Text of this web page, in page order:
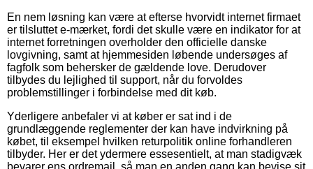
En nem løsning kan være at efterse hvorvidt internet firmaet
er tilsluttet e-mærket, fordi det skulle være en indikator for at
internet forretningen overholder den officielle danske
lovgivning, samt at hjemmesiden løbende undersøges af
fagfolk som behersker de gældende love. Derudover
tilbydes du lejlighed til support, når du forvoldes
problemstillinger i forbindelse med dit køb.
Yderligere anbefaler vi at køber er sat ind i de
grundlæggende reglementer der kan have indvirkning på
købet, til eksempel hvilken returpolitik online forhandleren
tilbyder. Her er det ydermere essesentielt, at man stadigvæk
bevarer ens ordremail, så man en anden gang kan bevise sit